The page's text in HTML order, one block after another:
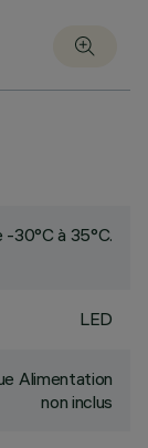
-30°C à 35°C.
LED
Alimentation
non inclus